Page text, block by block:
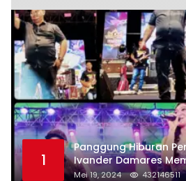
1
Panggung Hiburan
Ivander Damares
Warga Kejapanan
Mei 19, 2024 432146511